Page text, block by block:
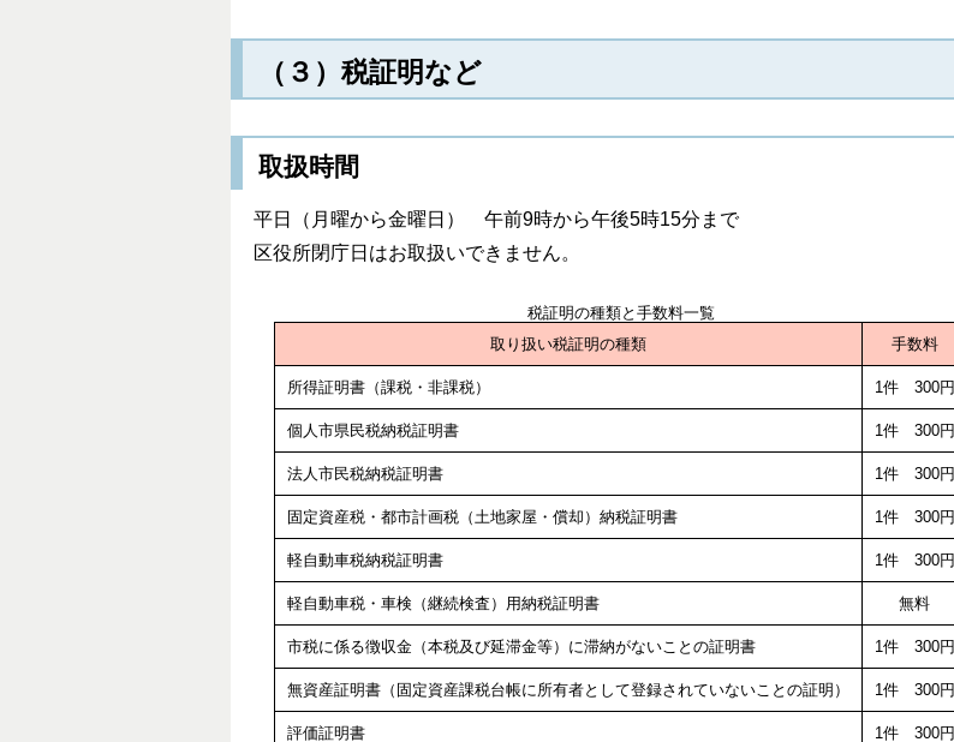
（３）税証明など
取扱時間
平日（月曜から金曜日） 午前9時から午後5時15分まで
区役所閉庁日はお取扱いできません。
税証明の種類と手数料一覧
取り扱い税証明の種類
手数料
所得証明書（課税・非課税） 1件 300円
個人市県民税納税証明書 1件 300円
法人市民税納税証明書 1件 300円
固定資産税・都市計画税（土地家屋・償却）納税証明書 1件 300円
軽自動車税納税証明書 1件 300円
軽自動車税・車検（継続検査）用納税証明書 無料
市税に係る徴収金（本税及び延滞金等）に滞納がないことの証明書 1件 300円
無資産証明書（固定資産課税台帳に所有者として登録されていないことの証明） 1件 300円
評価証明書 1件 300円